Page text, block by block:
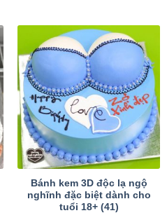
Bánh kem 3D độc lạ ngộ
nghĩnh đặc biệt dành cho
tuổi 18+ (41)